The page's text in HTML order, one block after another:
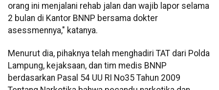
orang ini menjalani rehab jalan dan wajib lapor selama
2 bulan di Kantor BNNP bersama dokter
asessmennya," katanya.
Menurut dia, pihaknya telah menghadiri TAT dari Polda
Lampung, kejaksaan, dan tim medis BNNP
berdasarkan Pasal 54 UU RI No35 Tahun 2009